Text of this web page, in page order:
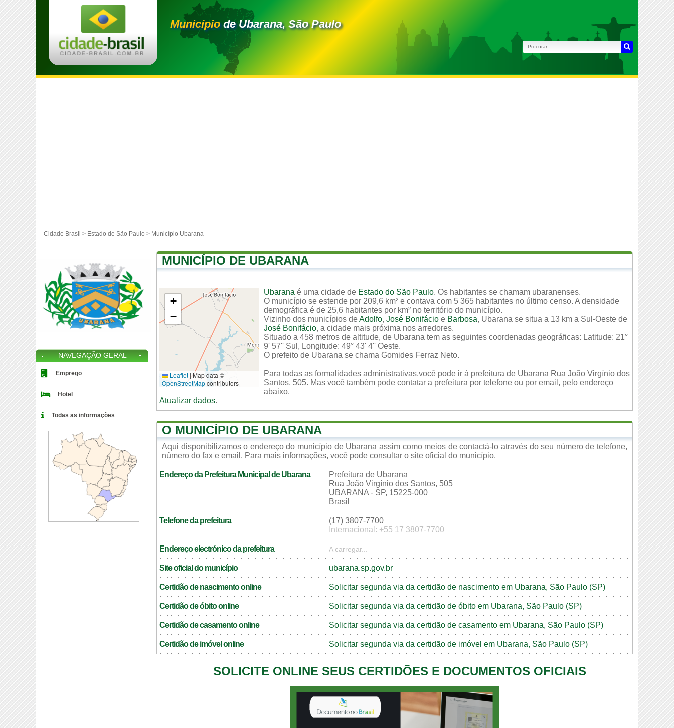
Municípiode Ubarana, São Paulo
Cidade Brasil > Estado de São Paulo > Município Ubarana
MUNICÍPIO DE UBARANA
+
−
Leaflet |Map data ©
OpenStreetMapcontributors
Ubarana é uma cidade de Estado do São Paulo. Os habitantes se chamam ubaranenses.
O município se estende por 209,6 km² e contava com 5 365 habitantes no último censo. A densidade
demográfica é de 25,6 habitantes por km² no território do município.
Vizinho dos municípios deAdolfo, José Bonifácio e Barbosa, Ubarana se situa a 13 km a Sul-Oeste de
José Bonifácio, a cidade mais próxima nos arredores.
Situado a 458 metros de altitude, de Ubarana tem as seguintes coordenadas geográficas: Latitude: 21°
9' 57'' Sul, Longitude: 49° 43' 4'' Oeste.
O prefeito de Ubarana se chama Gomides Ferraz Neto.
Para todas as formalidades administrativas,você pode ir à prefeitura de Ubarana Rua João Virgínio dos
Santos, 505. Mas você também pode contatar a prefeitura por telefone ou por email, pelo endereço
abaixo.
Atualizar dados.
O MUNICÍPIO DE UBARANA
Aqui disponibilizamos o endereço do município de Ubarana assim como meios de contactá-lo através do seu número de telefone,
número do fax e email. Para mais informações, você pode consultar o site oficial do município.
Endereço da Prefeitura Municipal de Ubarana
Prefeitura de Ubarana
Rua João Virgínio dos Santos, 505
UBARANA - SP, 15225-000
Brasil
Telefone da prefeitura
(17) 3807-7700
Internacional: +55 17 3807-7700
Endereço electrónico da prefeitura A carregar...
Site oficial do município ubarana.sp.gov.br
Certidão de nascimento online Solicitar segunda via da certidão de nascimento em Ubarana, São Paulo (SP)
Certidão de óbito online Solicitar segunda via da certidão de óbito em Ubarana, São Paulo (SP)
Certidão de casamento online Solicitar segunda via da certidão de casamento em Ubarana, São Paulo (SP)
Certidão de imóvel online Solicitar segunda via da certidão de imóvel em Ubarana, São Paulo (SP)
SOLICITE ONLINE SEUS CERTIDÕES E DOCUMENTOS OFICIAIS
NAVEGAÇÃO GERAL
Emprego
Hotel
Todas as informações